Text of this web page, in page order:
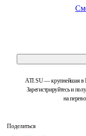
ATI.SU — крупнейшая в
Зарегистрируйтесь и
на
Поделиться